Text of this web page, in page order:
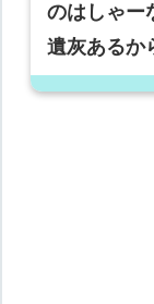
のはしゃー
遺灰あるか